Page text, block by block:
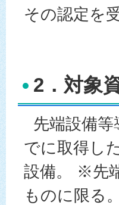
その認定を
2．対象
先端設備
でに取得し
設備。 ※先
ものに限る。